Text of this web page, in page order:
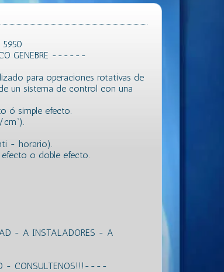
GENEBRE ------
para operaciones rotativas de
un sistema de control con una
ó simple efecto.
- horario).
o doble efecto.
- A INSTALADORES - A
- CONSULTENOS!!!----